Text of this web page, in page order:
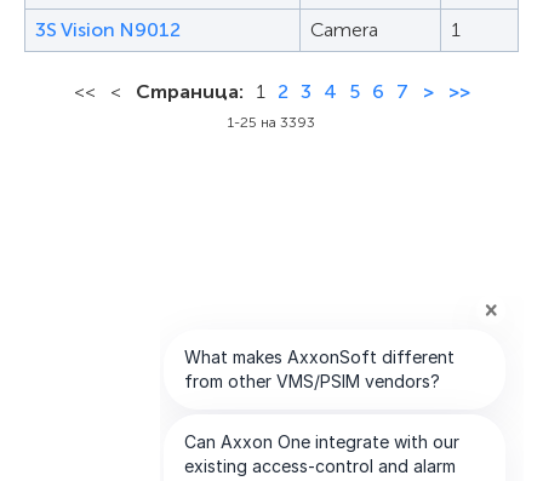
3S Vision N9012
Camera 1
<< < Страница: 1 2 3 4 5 6 7 > >>
1-25 на 3393